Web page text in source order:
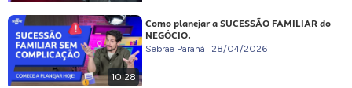
10:28
Como planejar a SUCESSÃO FAMILIAR do
NEGÓCIO.
Sebrae Paraná 28/04/2026